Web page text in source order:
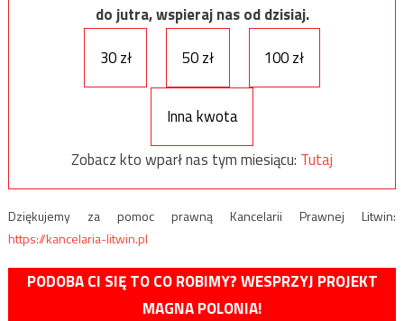
do jutra, wspieraj nas od dzisiaj.
30 zł
50 zł 100 zł
Inna kwota
Zobacz kto wparł nas tym miesiącu: Tutaj
Dziękujemy za pomoc prawną Kancelarii Prawnej Litwin:
https://kancelaria-litwin.pl
PODOBA CI SIĘ TO CO ROBIMY? WESPRZYJ PROJEKT
MAGNA POLONIA!